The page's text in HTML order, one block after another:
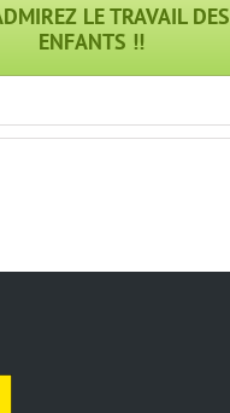
LE TRAVAIL DES
ENFANTS !!